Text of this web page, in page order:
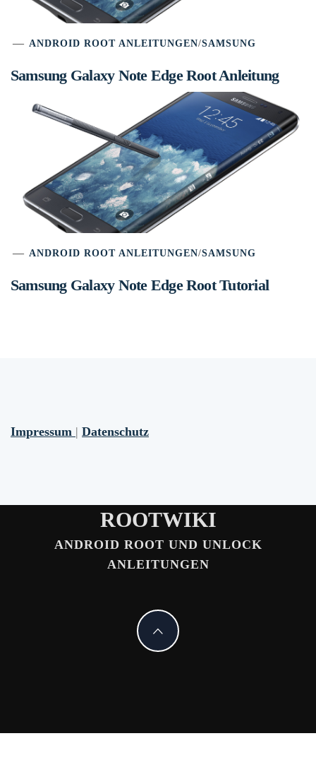
ANDROID ROOT ANLEITUNGEN/SAMSUNG
Samsung Galaxy Note Edge Root Anleitung
ANDROID ROOT ANLEITUNGEN/SAMSUNG
Samsung Galaxy Note Edge Root Tutorial
Impressum | Datenschutz
ROOTWIKI
ANDROID ROOT UND UNLOCK
ANLEITUNGEN